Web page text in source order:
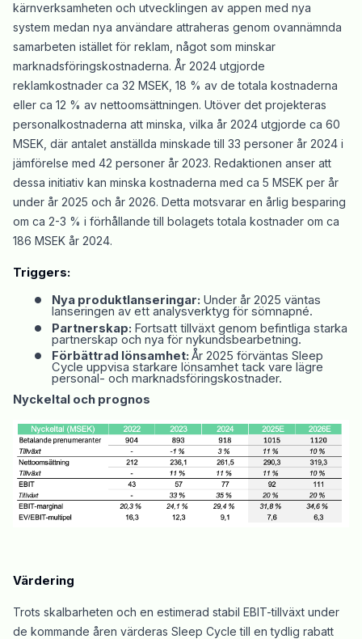
kärnverksamheten och utvecklingen av appen med nya
system medan nya användare attraheras genom ovannämnda
samarbeten istället för reklam, något som minskar
marknadsföringskostnaderna. År 2024 utgjorde
reklamkostnader ca 32 MSEK, 18 % av de totala kostnaderna
eller ca 12 % av nettoomsättningen. Utöver det projekteras
personalkostnaderna att minska, vilka år 2024 utgjorde ca 60
MSEK, där antalet anställda minskade till 33 personer år 2024 i
jämförelse med 42 personer år 2023. Redaktionen anser att
dessa initiativ kan minska kostnaderna med ca 5 MSEK per år
under år 2025 och år 2026. Detta motsvarar en årlig besparing
om ca 2-3 % i förhållande till bolagets totala kostnader om ca
186 MSEK år 2024.
Triggers:
• Nya produktlanseringar: Under år 2025 väntas
lanseringen av ett analysverktyg för sömnapné.
• Partnerskap: Fortsatt tillväxt genom befintliga starka
partnerskap och nya för nykundsbearbetning.
• Förbättrad lönsamhet: År 2025 förväntas Sleep
Cycle uppvisa starkare lönsamhet tack vare lägre
personal- och marknadsföringskostnader.
Nyckeltal och prognos
Värdering
Trots skalbarheten och en estimerad stabil EBIT-tillväxt under
de kommande åren värderas Sleep Cycle till en tydlig rabatt